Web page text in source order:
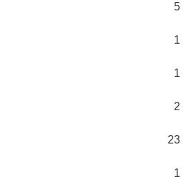
5
1
1
2
23
1